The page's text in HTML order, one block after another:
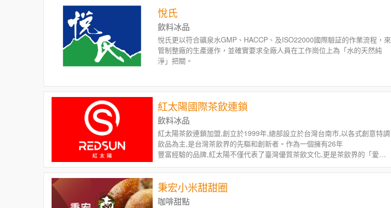
悅氏
飲料冰品
悅氏更以符合礦泉水GMP、HACCP、及ISO22000國際驗証的作業流程，來
管制整廠的生產運作，並確實要求全廠人員在工作崗位上為「水的天然純
淨」把關。
紅太陽國際茶飲連鎖
飲料冰品
紅太陽茶飲連鎖加盟,創立於1999年,總部設立於台灣台南市,以各式創意特調
飲品為主,是台灣茶飲界的先驅和創新者。作為一個擁有26年
豐富經驗的品牌,紅太陽不僅代表了臺灣優質茶飲文化,更是茶飲界的「愛迪
生」。熟悉的經典海尼根綠茶、太陽特調,這些年我們持續
創新推出「巨無霸珍珠奶茶、巨無霸多多、紅玉冰磚厚鮮奶茶」等排隊熱銷
飲品。飲料加盟、手搖飲加盟創業
秉宏小米甜甜圈
咖啡甜點